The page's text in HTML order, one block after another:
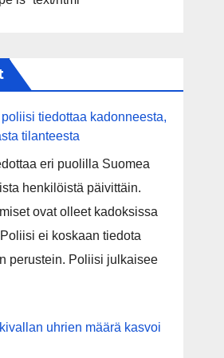
tiedottaa kadonneesta,
tilanteesta
eri puolilla Suomea
henkilöistä päivittäin.
ovat olleet kadoksissa
ei koskaan tiedota
perustein. Poliisi julkaisee
uhrien määrä kasvoi